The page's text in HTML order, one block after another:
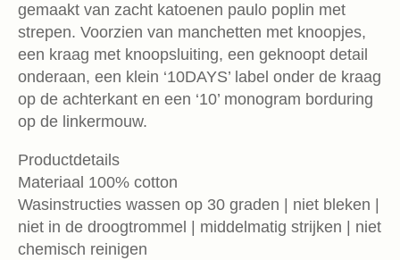
gemaakt van zacht katoenen paulo poplin met
strepen. Voorzien van manchetten met knoopjes,
een kraag met knoopsluiting, een geknoopt detail
onderaan, een klein ‘10DAYS’ label onder de kraag
op de achterkant en een ‘10’ monogram borduring
op de linkermouw.
Productdetails
Materiaal 100% cotton
Wasinstructies wassen op 30 graden | niet bleken |
niet in de droogtrommel | middelmatig strijken | niet
chemisch reinigen